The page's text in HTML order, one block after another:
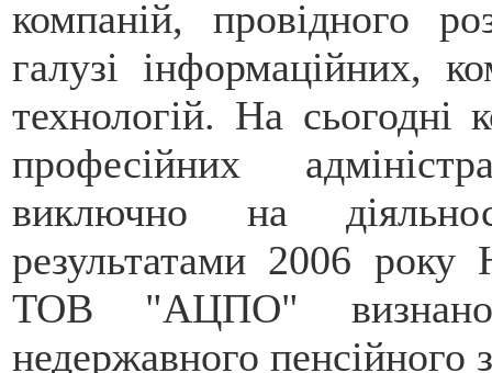
компаній, провідного
галузі інформаційних,
технологій. На сьогодні
професійних
виключно на
результатами 2006 року
ТОВ "АЦПО" визнано
недержавного пенсійного